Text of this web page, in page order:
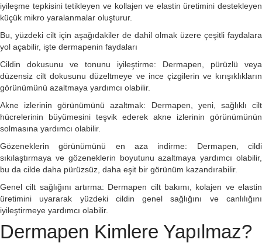
iyileşme tepkisini tetikleyen ve kollajen ve elastin üretimini destekleyen
küçük mikro yaralanmalar oluşturur.
Bu, yüzdeki cilt için aşağıdakiler de dahil olmak üzere çeşitli faydalara
yol açabilir, işte dermapenin faydaları
Cildin dokusunu ve tonunu iyileştirme: Dermapen, pürüzlü veya
düzensiz cilt dokusunu düzeltmeye ve ince çizgilerin ve kırışıklıkların
görünümünü azaltmaya yardımcı olabilir.
Akne izlerinin görünümünü azaltmak: Dermapen, yeni, sağlıklı cilt
hücrelerinin büyümesini teşvik ederek akne izlerinin görünümünün
solmasına yardımcı olabilir.
Gözeneklerin görünümünü en aza indirme: Dermapen, cildi
sıkılaştırmaya ve gözeneklerin boyutunu azaltmaya yardımcı olabilir,
bu da cilde daha pürüzsüz, daha eşit bir görünüm kazandırabilir.
Genel cilt sağlığını artırma: Dermapen cilt bakımı, kolajen ve elastin
üretimini uyararak yüzdeki cildin genel sağlığını ve canlılığını
iyileştirmeye yardımcı olabilir.
Dermapen Kimlere Yapılmaz?